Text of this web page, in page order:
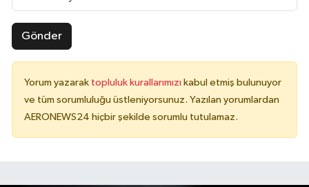
Gönder
Yorum yazarak topluluk kurallarımızı kabul etmiş bulunuyor
ve tüm sorumluluğu üstleniyorsunuz. Yazılan yorumlardan
AERONEWS24 hiçbir şekilde sorumlu tutulamaz.